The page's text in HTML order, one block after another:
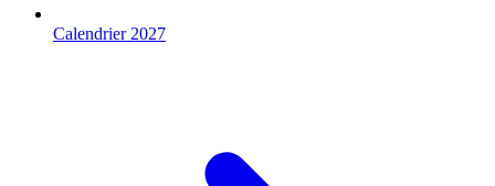
Calendrier 2027